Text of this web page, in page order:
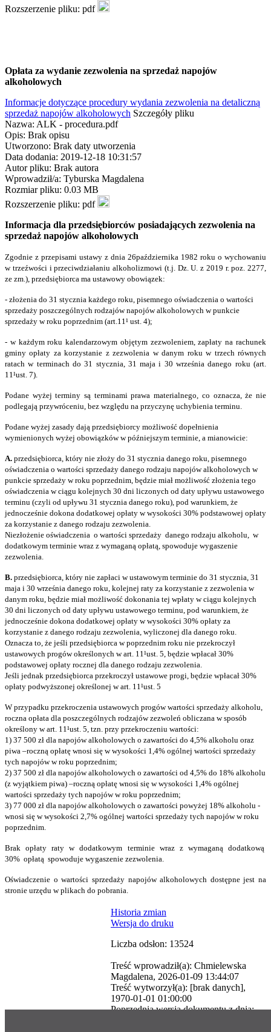
Rozszerzenie pliku: pdf
Opłata za wydanie zezwolenia na sprzedaż napojów
alkoholowych
Informacje dotyczące procedury wydania zezwolenia na detaliczną
sprzedaż napojów alkoholowych Szczegóły pliku
Nazwa: ALK - procedura.pdf
Opis: Brak opisu
Utworzono: Brak daty utworzenia
Data dodania: 2019-12-18 10:31:57
Autor pliku: Brak autora
Wprowadził/a: Tyburska Magdalena
Rozmiar pliku: 0.03 MB
Rozszerzenie pliku: pdf
Informacja dla przedsiębiorców posiadających zezwolenia na
sprzedaż napojów alkoholowych
Zgodnie z przepisami ustawy z dnia 26października 1982 roku o wychowaniu
w trzeźwości i przeciwdziałaniu alkoholizmowi (t.j. Dz. U. z 2019 r. poz. 2277,
ze zm.), przedsiębiorca ma ustawowy obowiązek:
- złożenia do 31 stycznia każdego roku, pisemnego oświadczenia o wartości
sprzedaży poszczególnych rodzajów napojów alkoholowych w punkcie
sprzedaży w roku poprzednim (art.11¹ ust. 4);
- w każdym roku kalendarzowym objętym zezwoleniem, zapłaty na rachunek
gminy opłaty za korzystanie z zezwolenia w danym roku w trzech równych
ratach w terminach do 31 stycznia, 31 maja i 30 września danego roku (art.
11¹ust. 7).
Podane wyżej terminy są terminami prawa materialnego, co oznacza, że nie
podlegają przywróceniu, bez względu na przyczynę uchybienia terminu.
Podane wyżej zasady dają przedsiębiorcy możliwość dopełnienia
wymienionych wyżej obowiązków w późniejszym terminie, a mianowicie:
A. przedsiębiorca, który nie złoży do 31 stycznia danego roku, pisemnego
oświadczenia o wartości sprzedaży danego rodzaju napojów alkoholowych w
punkcie sprzedaży w roku poprzednim, będzie miał możliwość złożenia tego
oświadczenia w ciągu kolejnych 30 dni liczonych od daty upływu ustawowego
terminu (czyli od upływu 31 stycznia danego roku), pod warunkiem, że
jednocześnie dokona dodatkowej opłaty w wysokości 30% podstawowej opłaty
za korzystanie z danego rodzaju zezwolenia.
Niezłożenie oświadczenia o wartości sprzedaży danego rodzaju alkoholu, w
dodatkowym terminie wraz z wymaganą opłatą, spowoduje wygaszenie
zezwolenia.
B. przedsiębiorca, który nie zapłaci w ustawowym terminie do 31 stycznia, 31
maja i 30 września danego roku, kolejnej raty za korzystanie z zezwolenia w
danym roku, będzie miał możliwość dokonania tej wpłaty w ciągu kolejnych
30 dni liczonych od daty upływu ustawowego terminu, pod warunkiem, że
jednocześnie dokona dodatkowej opłaty w wysokości 30% opłaty za
korzystanie z danego rodzaju zezwolenia, wyliczonej dla danego roku.
Oznacza to, że jeśli przedsiębiorca w poprzednim roku nie przekroczył
ustawowych progów określonych w art. 11¹ust. 5, będzie wpłacał 30%
podstawowej opłaty rocznej dla danego rodzaju zezwolenia.
Jeśli jednak przedsiębiorca przekroczył ustawowe progi, będzie wpłacał 30%
opłaty podwyższonej określonej w art. 11¹ust. 5
W przypadku przekroczenia ustawowych progów wartości sprzedaży alkoholu,
roczna opłata dla poszczególnych rodzajów zezwoleń obliczana w sposób
określony w art. 11¹ust. 5, tzn. przy przekroczeniu wartości:
1) 37 500 zł dla napojów alkoholowych o zawartości do 4,5% alkoholu oraz
piwa –roczną opłatę wnosi się w wysokości 1,4% ogólnej wartości sprzedaży
tych napojów w roku poprzednim;
2) 37 500 zł dla napojów alkoholowych o zawartości od 4,5% do 18% alkoholu
(z wyjątkiem piwa) –roczną opłatę wnosi się w wysokości 1,4% ogólnej
wartości sprzedaży tych napojów w roku poprzednim;
3) 77 000 zł dla napojów alkoholowych o zawartości powyżej 18% alkoholu -
wnosi się w wysokości 2,7% ogólnej wartości sprzedaży tych napojów w roku
poprzednim.
Brak opłaty raty w dodatkowym terminie wraz z wymaganą dodatkową
30% opłatą spowoduje wygaszenie zezwolenia.
Oświadczenie o wartości sprzedaży napojów alkoholowych dostępne jest na
stronie urzędu w plikach do pobrania.
Historia zmian
Wersja do druku
Liczba odsłon: 13524
Treść wprowadził(a): Chmielewska
Magdalena, 2026-01-09 13:44:07
Treść wytworzył(a): [brak danych],
1970-01-01 01:00:00
Poprzednia wersja dokumentu z dnia: